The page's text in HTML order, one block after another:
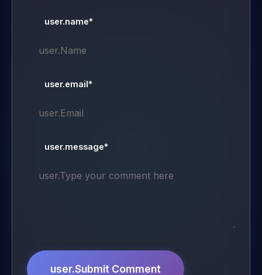
user.name*
user.email*
user.message*
user.Submit Comment